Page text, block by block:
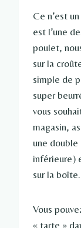
Ce n’est
est l’une
poulet,
sur la
simple de
super
vous
magasin,
une
inférieure)
sur la boîte.
Vous
« tarte »